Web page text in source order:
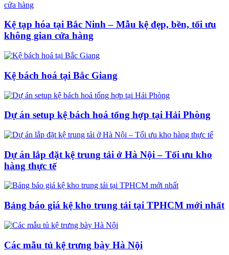
Kệ tạp hóa tại Bắc Ninh – Mẫu kệ đẹp, bền, tối ưu
không gian cửa hàng
Kệ bách hoá tại Bắc Giang
Dự án setup kệ bách hoá tổng hợp tại Hải Phòng
Dự án lắp đặt kệ trung tải ở Hà Nội – Tối ưu kho
hàng thực tế
Bảng báo giá kệ kho trung tải tại TPHCM mới nhất
Các mẫu tủ kệ trưng bày Hà Nội